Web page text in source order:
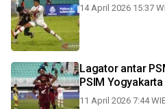
14 April 2026 15:37
Lagator antar
PSIM Yogyakarta
11 April 2026 7:44